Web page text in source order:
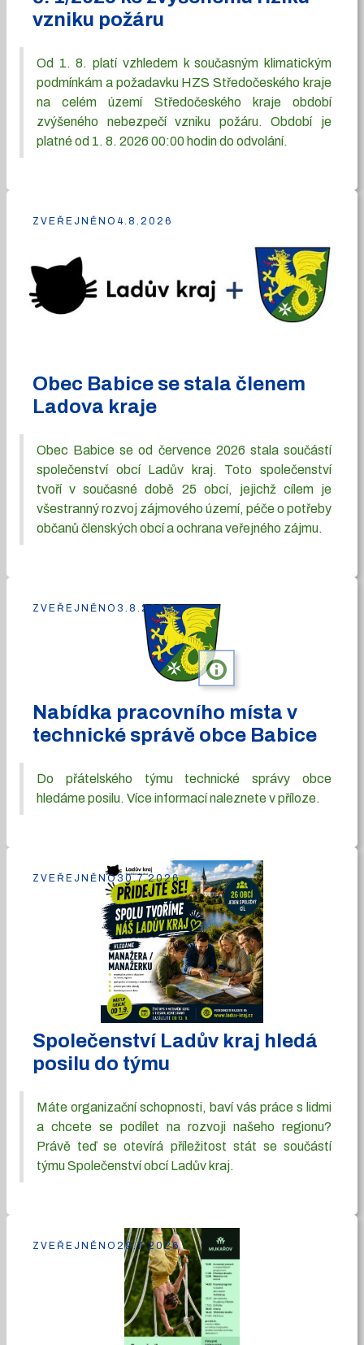
vzniku požáru
Od 1. 8. platí vzhledem k současným klimatickým
podmínkám a požadavku HZS Středočeského kraje
na celém území Středočeského kraje období
zvýšeného nebezpečí vzniku požáru. Období je
platné od 1. 8. 2026 00:00 hodin do odvolání.
Obec Babice se stala členem
Ladova kraje
Obec Babice se od července 2026 stala součástí
společenství obcí Ladův kraj. Toto společenství
tvoří v současné době 25 obcí, jejichž cílem je
všestranný rozvoj zájmového území, péče o potřeby
občanů členských obcí a ochrana veřejného zájmu.
ZVEŘEJNĚNO 4.8.2026
info
Nabídka pracovního místa v
technické správě obce Babice
Do přátelského týmu technické správy obce
hledáme posilu. Více informací naleznete v příloze.
ZVEŘEJNĚNO 3.8.2026
Společenství Ladův kraj hledá
posilu do týmu
Máte organizační schopnosti, baví vás práce s lidmi
a chcete se podílet na rozvoji našeho regionu?
Právě teď se otevírá příležitost stát se součástí
týmu Společenství obcí Ladův kraj.
ZVEŘEJNĚNO30.7.2026
ZVEŘEJNĚNO 29.7.2026